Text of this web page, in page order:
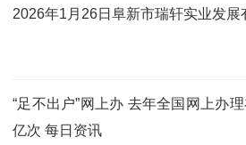
2026年1月26日阜新市瑞轩实业发展
“足不出户”网上办 去年全国网上办
亿次 每日资讯